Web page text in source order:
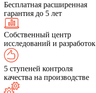
Бесплатная расширенная
гарантия до 5 лет
Собственный центр
исследований и разработок
5 ступеней контроля
качества на производстве